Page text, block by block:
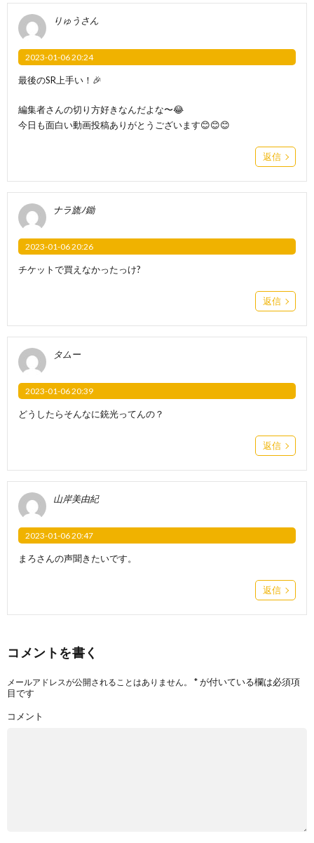
りゅうさん
2023-01-06 20:24
最後のSR上手い！🎉
編集者さんの切り方好きなんだよな〜😂
今日も面白い動画投稿ありがとうございます😊😊😊
返信
ナラ旒ﾉ鋤
2023-01-06 20:26
チケットで買えなかったっけ?
返信
タムー
2023-01-06 20:39
どうしたらそんなに銃光ってんの？
返信
山岸美由紀
2023-01-06 20:47
まろさんの声聞きたいです。
返信
コメントを書く
メールアドレスが公開されることはありません。 *が付いている欄は必須項
目です
コメント